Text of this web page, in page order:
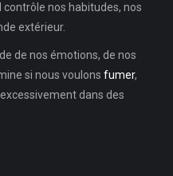
nos habitudes, nos
extérieur.
de nos émotions, de nos
si nous voulons fumer,
dans des